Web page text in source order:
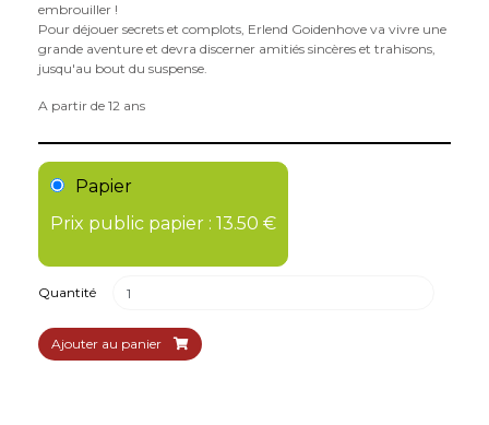
embrouiller !
Pour déjouer secrets et complots, Erlend Goidenhove va vivre une
grande aventure et devra discerner amitiés sincères et trahisons,
jusqu'au bout du suspense.
A partir de 12 ans
Papier
Prix public papier : 13.50 €
Quantité
Ajouter au panier